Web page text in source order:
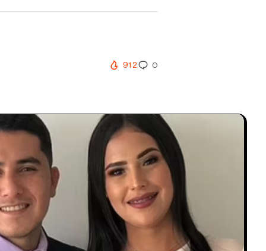
912 0